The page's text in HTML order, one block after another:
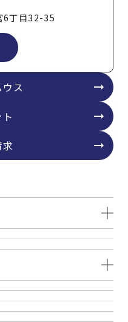
6丁目32-35
ス